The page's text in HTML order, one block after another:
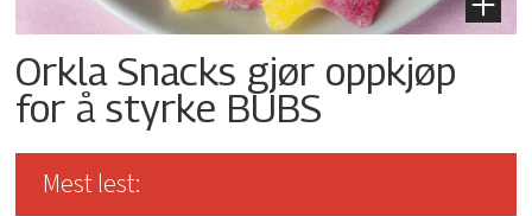
Orkla Snacks gjør oppkjøp
for å styrke BUBS
Mest lest: